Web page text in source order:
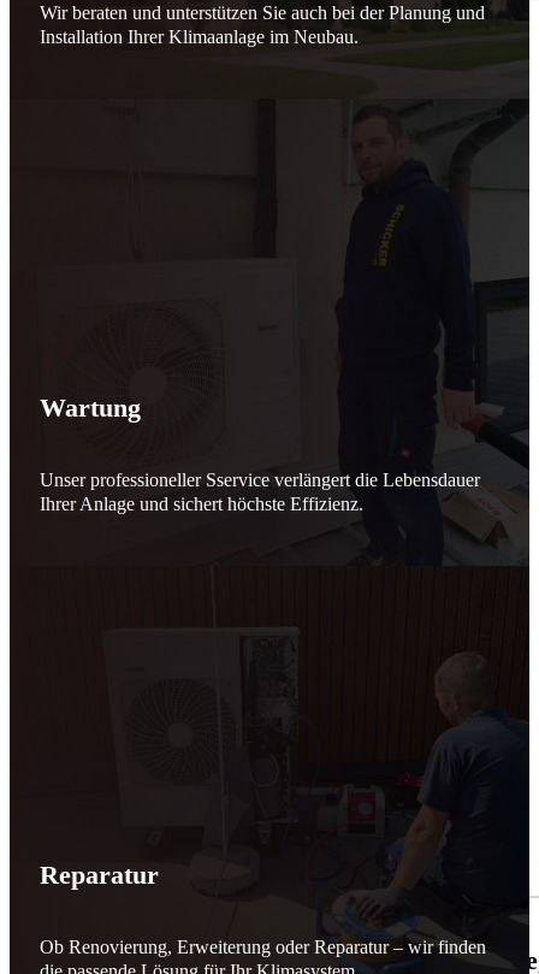
Effizient arbeiten. Ressourcen schonen. Zukunft sichern.
Nicht als Pflicht, sondern aus Überzeugung.
🌬️☀️ Mehr erneuerbare Energie für
Wir beraten und unterstützen Sie auch bei der Planung und
Installation Ihrer Klimaanlage im Neubau.
Wartung
Unser professioneller Sservice verlängert die Lebensdauer
Ihrer Anlage und sichert höchste Effizienz.
Reparatur
Ob Renovierung, Erweiterung oder Reparatur – wir finden